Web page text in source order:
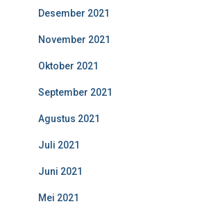
Desember 2021
November 2021
Oktober 2021
September 2021
Agustus 2021
Juli 2021
Juni 2021
Mei 2021